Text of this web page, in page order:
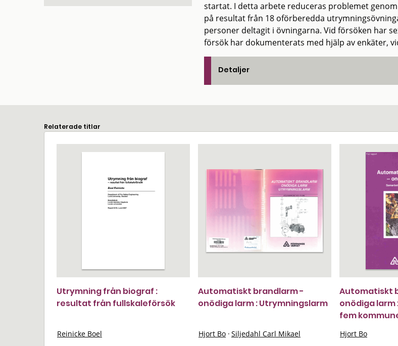
startat. I detta arbete reduceras problemet
på resultat från 18 oförberedda
personer deltagit i övningarna. Vid försöken har
försök har dokumenterats med hjälp av enkäter,
Detaljer
Relaterade titlar
Utrymning från biograf :
resultat från fullskaleförsök
Reinicke Boel
Automatiskt brandlarm -
onödiga larm : Utrymningslarm
Hjort Bo · Siljedahl Carl Mikael
Automatiskt
onödiga larm
fem
Hjort Bo